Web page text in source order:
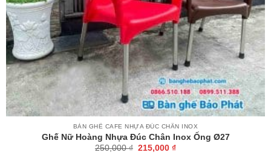
BÀN GHẾ CAFE NHỰA ĐÚC CHÂN INOX
Ghế Nữ Hoàng Nhựa Đúc Chân Inox Ống Ø27
250,000₫ Giá
215,000 ₫Giá